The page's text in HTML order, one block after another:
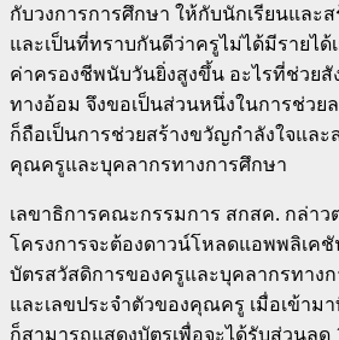
กับวงการการศึกษา ให้กับนักเรียนและ
และเป็นที่ทราบกันดีว่าครูไม่ได้มีรายได้
ค่าครองชีพนับวันยิ่งสูงขึ้น อะไรที่ช่วย
ทางอ้อม จึงขอเป็นส่วนหนึ่งในการช่วย
ก็ถือเป็นการช่วยสร้างขวัญกำลังใจแล
คุณครูและบุคลากรทางการศึกษา
เลขาธิการคณะกรรมการ สกสค. กล่าว
โครงการจะต้องดาวน์โหลดแอพพลิเค
บัตรสวัสดิการของครูและบุคลากรทาง
และเลขประจำตัวของคุณครู เมื่อเข้าม
ก็สามารถแสดงบัตรเพื่อจะได้รับส่วนลด